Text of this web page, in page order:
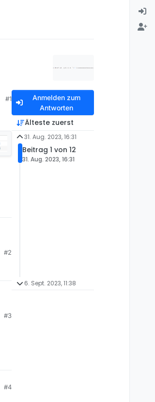
#1
#2
#3
#4
Anmelden zum
Antworten
Älteste zuerst
31. Aug. 2023, 16:31
Beitrag 1 von 12
31. Aug. 2023, 16:31
6. Sept. 2023, 11:38